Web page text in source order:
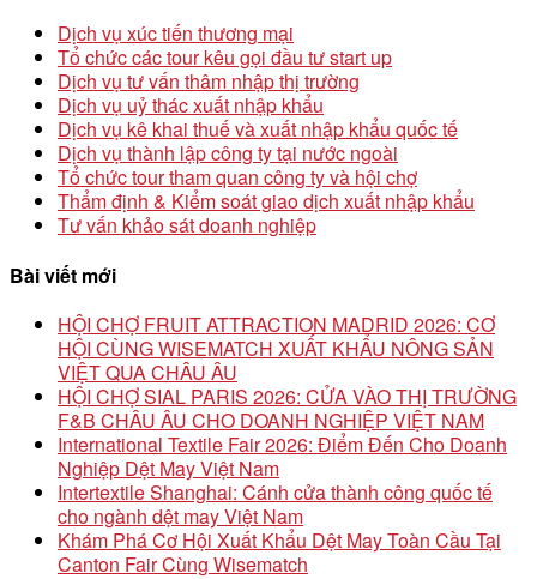
Dịch vụ xúc tiến thương mại
Tổ chức các tour kêu gọi đầu tư start up
Dịch vụ tư vấn thâm nhập thị trường
Dịch vụ uỷ thác xuất nhập khẩu
Dịch vụ kê khai thuế và xuất nhập khẩu quốc tế
Dịch vụ thành lập công ty tại nước ngoài
Tổ chức tour tham quan công ty và hội chợ
Thẩm định & Kiểm soát giao dịch xuất nhập khẩu
Tư vấn khảo sát doanh nghiệp
Bài viết mới
HỘI CHỢ FRUIT ATTRACTION MADRID 2026: CƠ
HỘI CÙNG WISEMATCH XUẤT KHẨU NÔNG SẢN
VIỆT QUA CHÂU ÂU
HỘI CHỢ SIAL PARIS 2026: CỬA VÀO THỊ TRƯỜNG
F&B CHÂU ÂU CHO DOANH NGHIỆP VIỆT NAM
International Textile Fair 2026: Điểm Đến Cho Doanh
Nghiệp Dệt May Việt Nam
Intertextile Shanghai: Cánh cửa thành công quốc tế
cho ngành dệt may Việt Nam
Khám Phá Cơ Hội Xuất Khẩu Dệt May Toàn Cầu Tại
Canton Fair Cùng Wisematch